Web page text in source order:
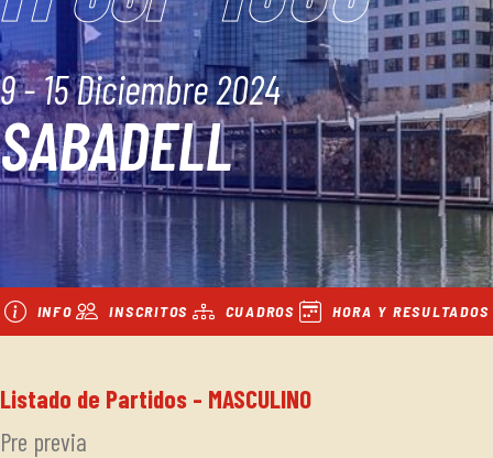
9 - 15 Diciembre 2024
SABADELL
INFO INSCRITOS CUADROS HORA Y RESULTADOS
Listado de Partidos - MASCULINO
Pre previa